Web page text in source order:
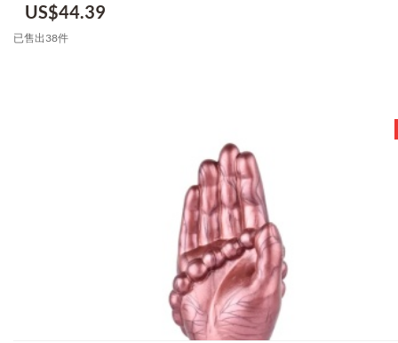
US$44.39
已售出38件